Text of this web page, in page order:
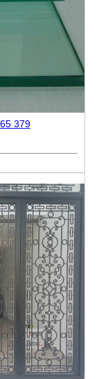
379